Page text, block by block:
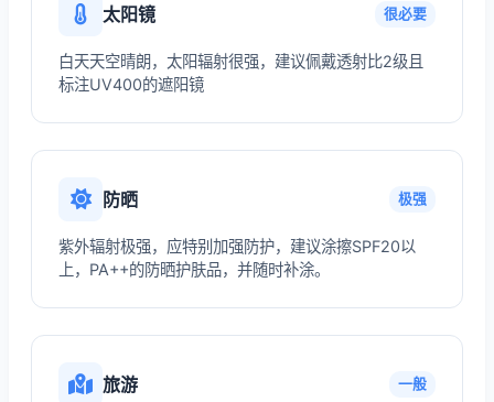
太阳镜 很必要
白天天空晴朗，太阳辐射很强，建议佩戴透射比2级且
标注UV400的遮阳镜
防晒 极强
紫外辐射极强，应特别加强防护，建议涂擦SPF20以
上，PA++的防晒护肤品，并随时补涂。
旅游 一般